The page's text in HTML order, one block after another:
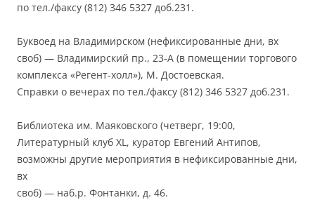
по тел./факсу (812) 346 5327 доб.231.
Буквоед на Владимирском (нефиксированные дни, вх
своб) — Владимирский пр., 23-А (в помещении торгового
комплекса «Регент-холл»), М. Достоевская.
Справки о вечерах по тел./факсу (812) 346 5327 доб.231.
Библиотека им. Маяковского (четверг, 19:00,
Литературный клуб XL, куратор Евгений Антипов,
возможны другие мероприятия в нефиксированные дни,
вх
своб) — наб.р. Фонтанки, д. 46.